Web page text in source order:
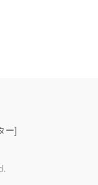
ー]